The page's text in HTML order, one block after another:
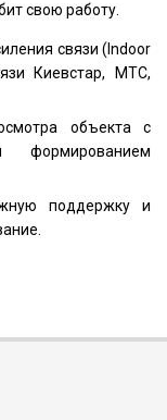
свою работу.
связи (Indoor
Киевстар, МТС,
объекта с
формированием
поддержку и